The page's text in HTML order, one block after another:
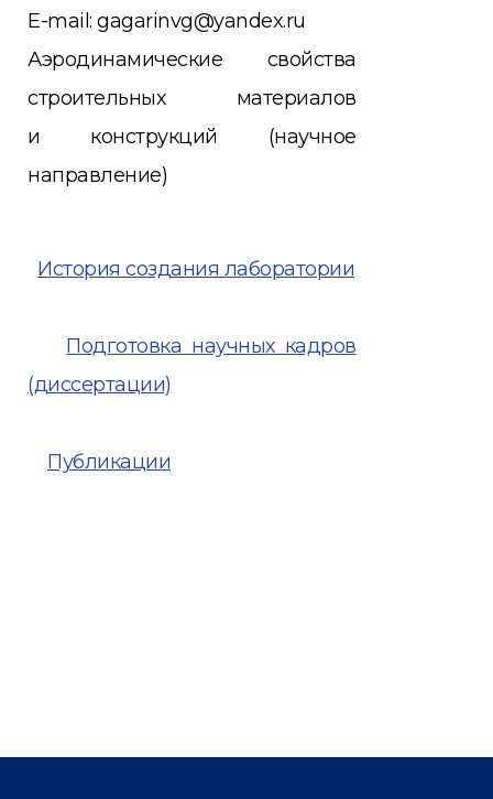
E-mail: gagarinvg@yandex.ru
Аэродинамические свойства
строительных материалов
и конструкций (научное
направление)
История создания лаборатории
Подготовка научных кадров
(диссертации)
Публикации